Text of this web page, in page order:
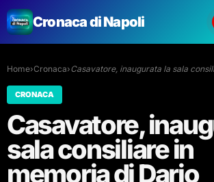
Cronaca di Napoli
Home›Cronaca›Casavatore, inaugurata la sala
CRONACA
Casavatore,
sala consiliare in
memoria di Dario